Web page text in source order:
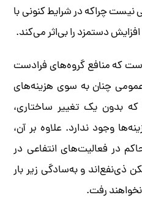
چراکه در شرایط کنونی با
دستمزد را بی‌اثر می‌کند.
که منافع گروه‌های فرادست
چنان به سوی هزینه‌های
بدون یک تغییر ساختاری،
وجود ندارد. علاوه بر آن،
در فعالیت‌های انتفاعی در
و به‌سادگی زیر بار
رفت.